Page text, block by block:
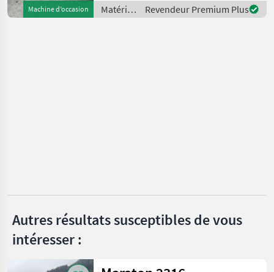
MARKETPLACE
Machine d’occasion
Matériels
de
Revendeur Premium Plus
Autres résultats susceptibles de vous
intéresser :